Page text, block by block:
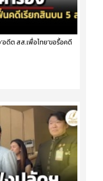
อดีต สส.เพื่อไทย’ขอรื้อคดี